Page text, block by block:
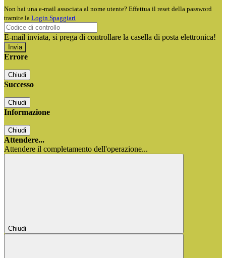
Non hai una e-mail associata al nome utente? Effettua il reset della password
tramite la Login Spaggiari
E-mail inviata, si prega di controllare la casella di posta elettronica!
Errore
Chiudi
Successo
Chiudi
Informazione
Chiudi
Attendere...
Attendere il completamento dell'operazione...
Chiudi